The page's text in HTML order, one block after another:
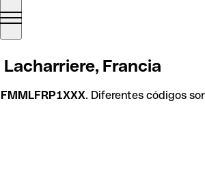
Lacharriere, Francia
FMMLFRP1XXX. Diferentes códigos